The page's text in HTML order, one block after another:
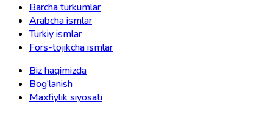
Barcha turkumlar
Arabcha ismlar
Turkiy ismlar
Fors-tojikcha ismlar
Biz haqimizda
Bog‘lanish
Maxfiylik siyosati